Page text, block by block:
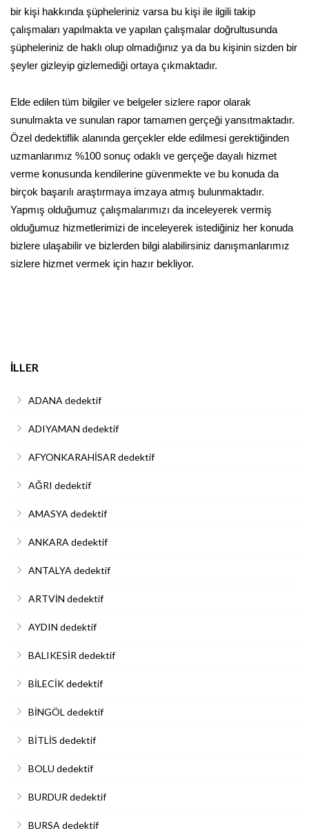
bir kişi hakkında şüpheleriniz varsa bu kişi ile ilgili takip
çalışmaları yapılmakta ve yapılan çalışmalar doğrultusunda
şüpheleriniz de haklı olup olmadığınız ya da bu kişinin sizden bir
şeyler gizleyip gizlemediği ortaya çıkmaktadır.
Elde edilen tüm bilgiler ve belgeler sizlere rapor olarak
sunulmakta ve sunulan rapor tamamen gerçeği yansıtmaktadır.
Özel dedektiflik alanında gerçekler elde edilmesi gerektiğinden
uzmanlarımız %100 sonuç odaklı ve gerçeğe dayalı hizmet
verme konusunda kendilerine güvenmekte ve bu konuda da
birçok başarılı araştırmaya imzaya atmış bulunmaktadır.
Yapmış olduğumuz çalışmalarımızı da inceleyerek vermiş
olduğumuz hizmetlerimizi de inceleyerek istediğiniz her konuda
bizlere ulaşabilir ve bizlerden bilgi alabilirsiniz danışmanlarımız
sizlere hizmet vermek için hazır bekliyor.
İLLER
ADANA dedektif
ADIYAMAN dedektif
AFYONKARAHİSAR dedektif
AĞRI dedektif
AMASYA dedektif
ANKARA dedektif
ANTALYA dedektif
ARTVİN dedektif
AYDIN dedektif
BALIKESİR dedektif
BİLECİK dedektif
BİNGÖL dedektif
BİTLİS dedektif
BOLU dedektif
BURDUR dedektif
BURSA dedektif